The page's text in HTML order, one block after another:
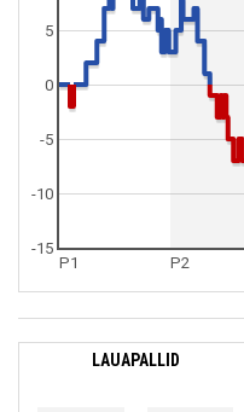
P1 P2
0
5
-15
-10
-5
LAUAPALLID